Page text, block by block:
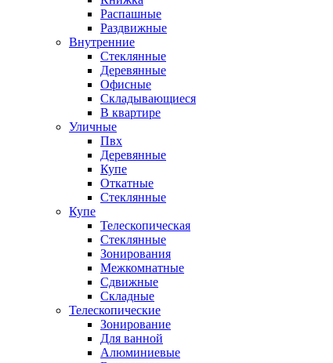
Распашные
Раздвижные
Внутренние
Стеклянные
Деревянные
Офисные
Складывающиеся
В квартире
Уличные
Пвх
Деревянные
Купе
Откатные
Стеклянные
Купе
Телескопическая
Стеклянные
Зонирования
Межкомнатные
Сдвижные
Складные
Телескопические
Зонирование
Для ванной
Алюминиевые